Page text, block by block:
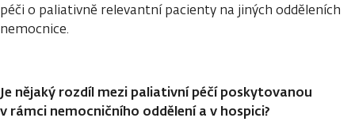
péči o paliativně relevantní pacienty na jiných odděleních
nemocnice.
Je nějaký rozdíl mezi paliativní péčí poskytovanou
v rámci nemocničního oddělení a v hospici?